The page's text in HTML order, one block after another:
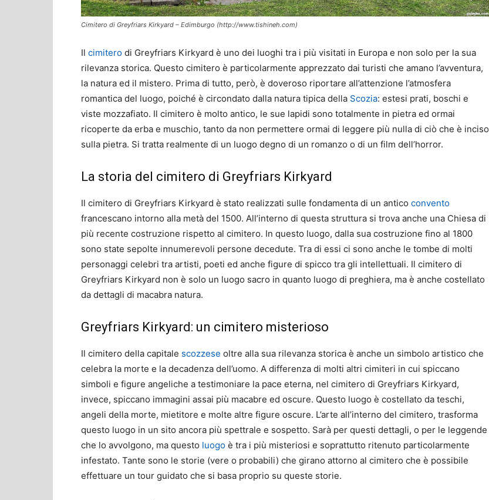
Cimitero di Greyfriars Kirkyard – Edimburgo (http://www.tishineh.com)
Il cimitero di Greyfriars Kirkyard è uno dei luoghi tra i più visitati in Europa e non solo per la sua
rilevanza storica. Questo cimitero è particolarmente apprezzato dai turisti che amano l’avventura,
la natura ed il mistero. Prima di tutto, però, è doveroso riportare all’attenzione l’atmosfera
romantica del luogo, poiché è circondato dalla natura tipica della Scozia: estesi prati, boschi e
viste mozzafiato. Il cimitero è molto antico, le sue lapidi sono totalmente in pietra ed ormai
ricoperte da erba e muschio, tanto da non permettere ormai di leggere più nulla di ciò che è inciso
sulla pietra. Si tratta realmente di un luogo degno di un romanzo o di un film dell’horror.
La storia del cimitero di Greyfriars Kirkyard
Il cimitero di Greyfriars Kirkyard è stato realizzati sulle fondamenta di un antico convento
francescano intorno alla metà del 1500. All’interno di questa struttura si trova anche una Chiesa di
più recente costruzione rispetto al cimitero. In questo luogo, dalla sua costruzione fino al 1800
sono state sepolte innumerevoli persone decedute. Tra di essi ci sono anche le tombe di molti
personaggi celebri tra artisti, poeti ed anche figure di spicco tra gli intellettuali. Il cimitero di
Greyfriars Kirkyard non è solo un luogo sacro in quanto luogo di preghiera, ma è anche costellato
da dettagli di macabra natura.
Greyfriars Kirkyard: un cimitero misterioso
Il cimitero della capitale scozzese oltre alla sua rilevanza storica è anche un simbolo artistico che
celebra la morte e la decadenza dell’uomo. A differenza di molti altri cimiteri in cui spiccano
simboli e figure angeliche a testimoniare la pace eterna, nel cimitero di Greyfriars Kirkyard,
invece, spiccano immagini assai più macabre ed oscure. Questo luogo è costellato da teschi,
angeli della morte, mietitore e molte altre figure oscure. L’arte all’interno del cimitero, trasforma
questo luogo in un sito ancora più spettrale e sospetto. Sarà per questi dettagli, o per le leggende
che lo avvolgono, ma questo luogo è tra i più misteriosi e soprattutto ritenuto particolarmente
infestato. Tante sono le storie (vere o probabili) che girano attorno al cimitero che è possibile
effettuare un tour guidato che si basa proprio su queste storie.